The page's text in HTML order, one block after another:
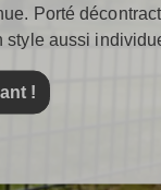
Porté
aussi
!